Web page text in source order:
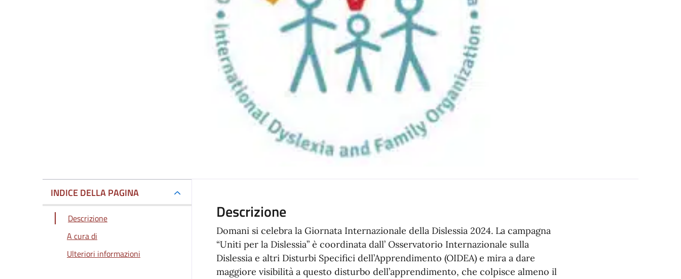
INDICE DELLA PAGINA
Descrizione
A cura di
Ulteriori informazioni
Descrizione
Domani si celebra la Giornata Internazionale della Dislessia 2024. La campagna
“Uniti per la Dislessia” è coordinata dall’ Osservatorio Internazionale sulla
Dislessia e altri Disturbi Specifici dell’Apprendimento (OIDEA) e mira a dare
maggiore visibilità a questo disturbo dell’apprendimento, che colpisce almeno il